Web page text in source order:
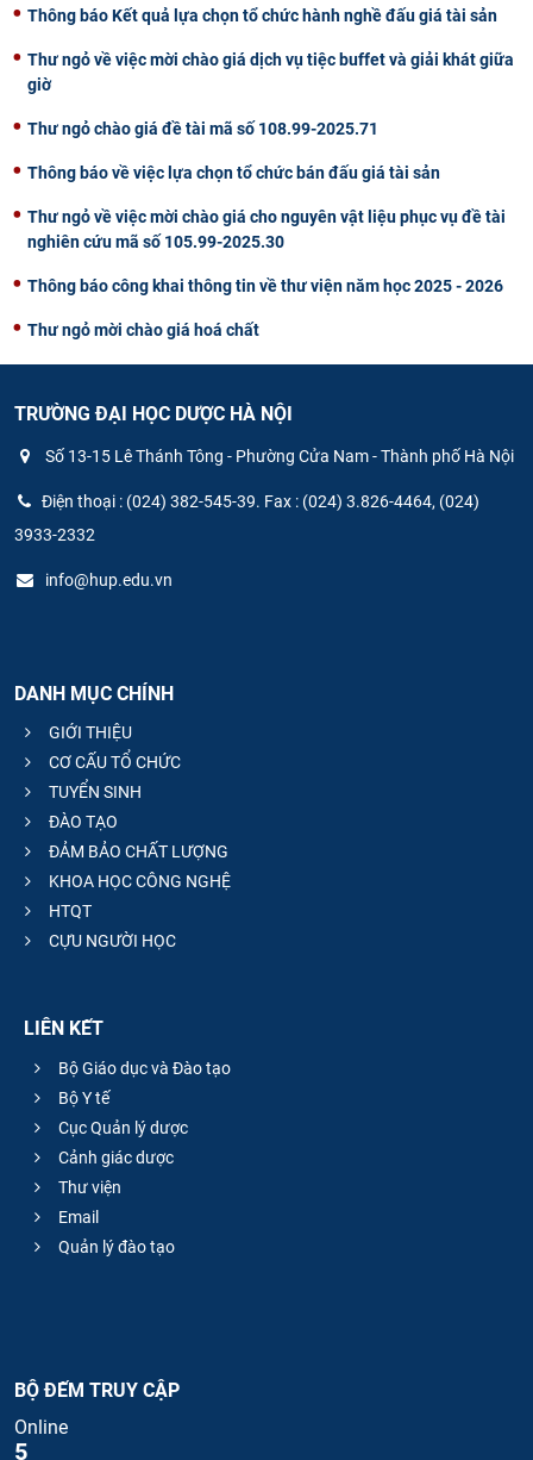
Thông báo Kết quả lựa chọn tổ chức hành nghề đấu giá tài sản
Thư ngỏ về việc mời chào giá dịch vụ tiệc buffet và giải khát giữa
giờ
Thư ngỏ chào giá đề tài mã số 108.99-2025.71
Thông báo về việc lựa chọn tổ chức bán đấu giá tài sản
Thư ngỏ về việc mời chào giá cho nguyên vật liệu phục vụ đề tài
nghiên cứu mã số 105.99-2025.30
Thông báo công khai thông tin về thư viện năm học 2025 - 2026
Thư ngỏ mời chào giá hoá chất
TRƯỜNG ĐẠI HỌC DƯỢC HÀ NỘI
Số 13-15 Lê Thánh Tông - Phường Cửa Nam - Thành phố Hà Nội
Điện thoại : (024) 382-545-39. Fax : (024) 3.826-4464, (024)
3933-2332
info@hup.edu.vn
DANH MỤC CHÍNH
GIỚI THIỆU
CƠ CẤU TỔ CHỨC
TUYỂN SINH
ĐÀO TẠO
ĐẢM BẢO CHẤT LƯỢNG
KHOA HỌC CÔNG NGHỆ
HTQT
CỰU NGƯỜI HỌC
LIÊN KẾT
Bộ Giáo dục và Đào tạo
Bộ Y tế
Cục Quản lý dược
Cảnh giác dược
Thư viện
Email
Quản lý đào tạo
BỘ ĐẾM TRUY CẬP
Online
5